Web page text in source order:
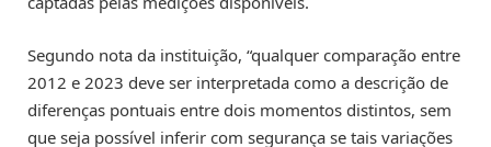
Segundo nota da instituição, “qualquer comparação entre
2012 e 2023 deve ser interpretada como a descrição de
diferenças pontuais entre dois momentos distintos, sem
que seja possível inferir com segurança se tais variações